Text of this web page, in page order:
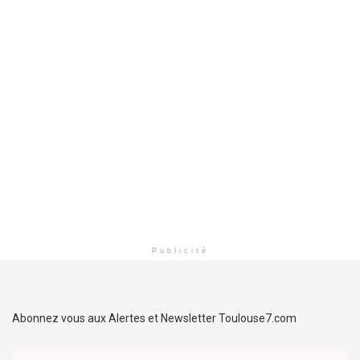
Publicité
Abonnez vous aux Alertes et Newsletter Toulouse7.com